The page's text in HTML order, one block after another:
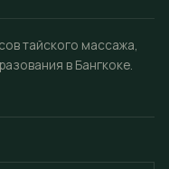
тайского массажа,
в Бангкоке.